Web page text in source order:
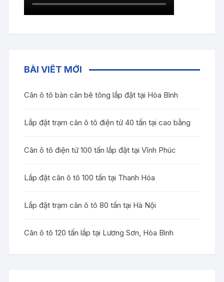
BÀI VIẾT MỚI
Cân ô tô bàn cân bê tông lắp đặt tại Hòa Bình
Lắp đặt trạm cân ô tô điện tử 40 tấn tại cao bằng
Cân ô tô điện tử 100 tấn lắp đặt tại Vĩnh Phúc
Lắp đặt cân ô tô 100 tấn tại Thanh Hóa
Lắp đặt trạm cân ô tô 80 tấn tại Hà Nội
Cân ô tô 120 tấn lắp tại Lương Sơn, Hòa Bình